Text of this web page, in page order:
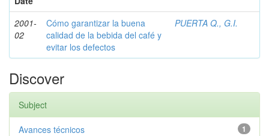
2001-
02
Cómo garantizar la buena
calidad de la bebida del café y
evitar los defectos
PUERTA Q., G.I.
Discover
Subject
1
Avances técnicos